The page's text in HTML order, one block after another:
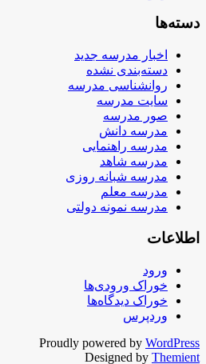
دسته‌ها
اخبار مدرسه جدید
دسته‌بندی نشده
روانشناسی مدرسه
سایت مدرسه
صور مدرسه
مدرسه دانش
مدرسه راهنمایی
مدرسه شاهد
مدرسه شبانه روزی
مدرسه معلم
مدرسه نمونه دولتی
اطلاعات
ورود
خوراک ورودی‌ها
خوراک دیدگاه‌ها
وردپرس
Proudly powered by WordPress
Designed by Themient